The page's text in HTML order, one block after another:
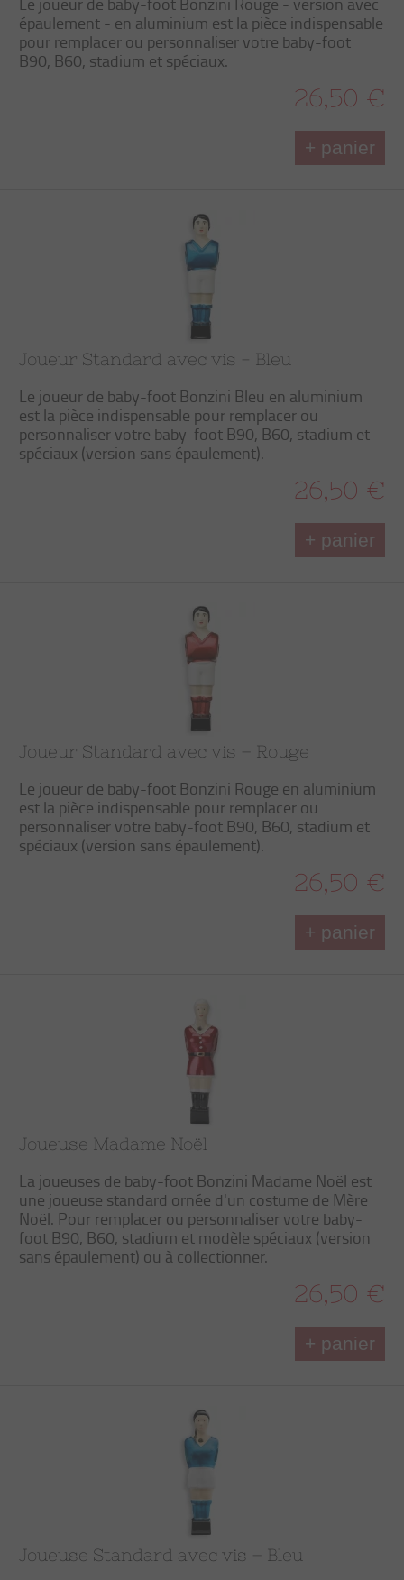
épaulement - en aluminium est la pièce indispensable
pour remplacer ou personnaliser votre baby-foot
B90, B60, stadium et spéciaux.
26,50 €
+ panier
Joueur Standard avec vis - Bleu
Le joueur de baby-foot Bonzini Bleu en aluminium
est la pièce indispensable pour remplacer ou
personnaliser votre baby-foot B90, B60, stadium et
spéciaux (version sans épaulement).
26,50 €
+ panier
Joueur Standard avec vis – Rouge
Le joueur de baby-foot Bonzini Rouge en aluminium
est la pièce indispensable pour remplacer ou
personnaliser votre baby-foot B90, B60, stadium et
spéciaux (version sans épaulement).
26,50 €
+ panier
Joueuse Madame Noël
La joueuses de baby-foot Bonzini Madame Noël est
une joueuse standard ornée d'un costume de Mère
Noël. Pour remplacer ou personnaliser votre baby-
foot B90, B60, stadium et modèle spéciaux (version
sans épaulement) ou à collectionner.
26,50 €
+ panier
Joueuse Standard avec vis – Bleu